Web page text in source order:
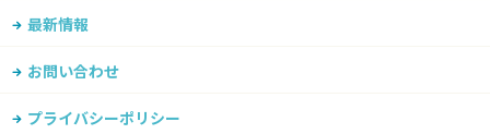
最新情報
お問い合わせ
プライバシーポリシー